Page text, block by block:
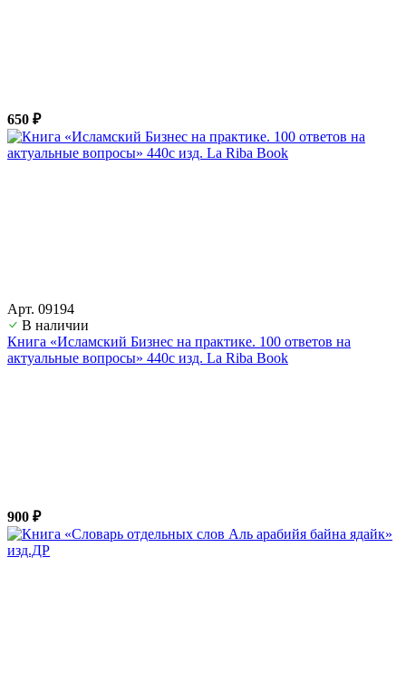
650 ₽
Арт. 09194
В наличии
Книга «Исламский Бизнес на практике. 100 ответов на
актуальные вопросы» 440с изд. La Riba Book
900 ₽